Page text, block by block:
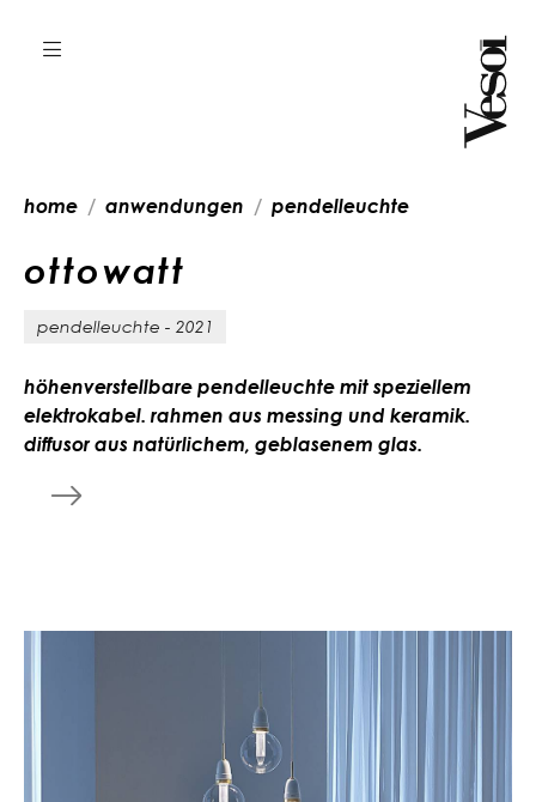
home anwendungen pendelleuchte
ottowatt
pendelleuchte - 2021
höhenverstellbare pendelleuchte mit speziellem
elektrokabel. rahmen aus messing und keramik.
diffusor aus natürlichem, geblasenem glas.